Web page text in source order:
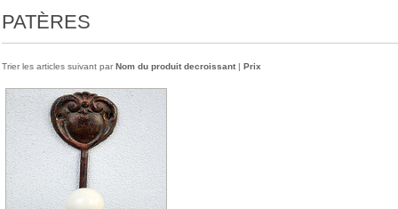
PATÈRES
Trier les articles suivant par Nom du produit decroissant | Prix